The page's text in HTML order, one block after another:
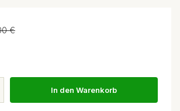
€
In den Warenkorb